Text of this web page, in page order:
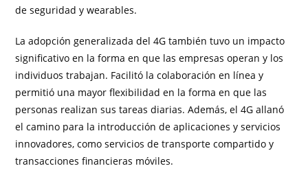
de seguridad y wearables.
La adopción generalizada del 4G también tuvo un impacto
significativo en la forma en que las empresas operan y los
individuos trabajan. Facilitó la colaboración en línea y
permitió una mayor flexibilidad en la forma en que las
personas realizan sus tareas diarias. Además, el 4G allanó
el camino para la introducción de aplicaciones y servicios
innovadores, como servicios de transporte compartido y
transacciones financieras móviles.